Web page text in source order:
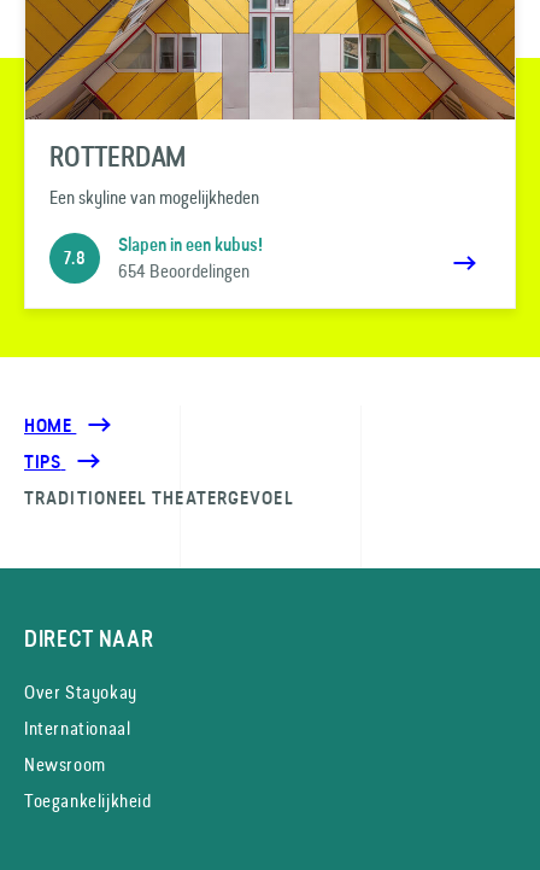
ROTTERDAM
Een skyline van mogelijkheden
7.8
Slapen in een kubus!
654 Beoordelingen
HOME
TIPS
TRADITIONEEL THEATERGEVOEL
DIRECT NAAR
Over Stayokay
Internationaal
Newsroom
Toegankelijkheid